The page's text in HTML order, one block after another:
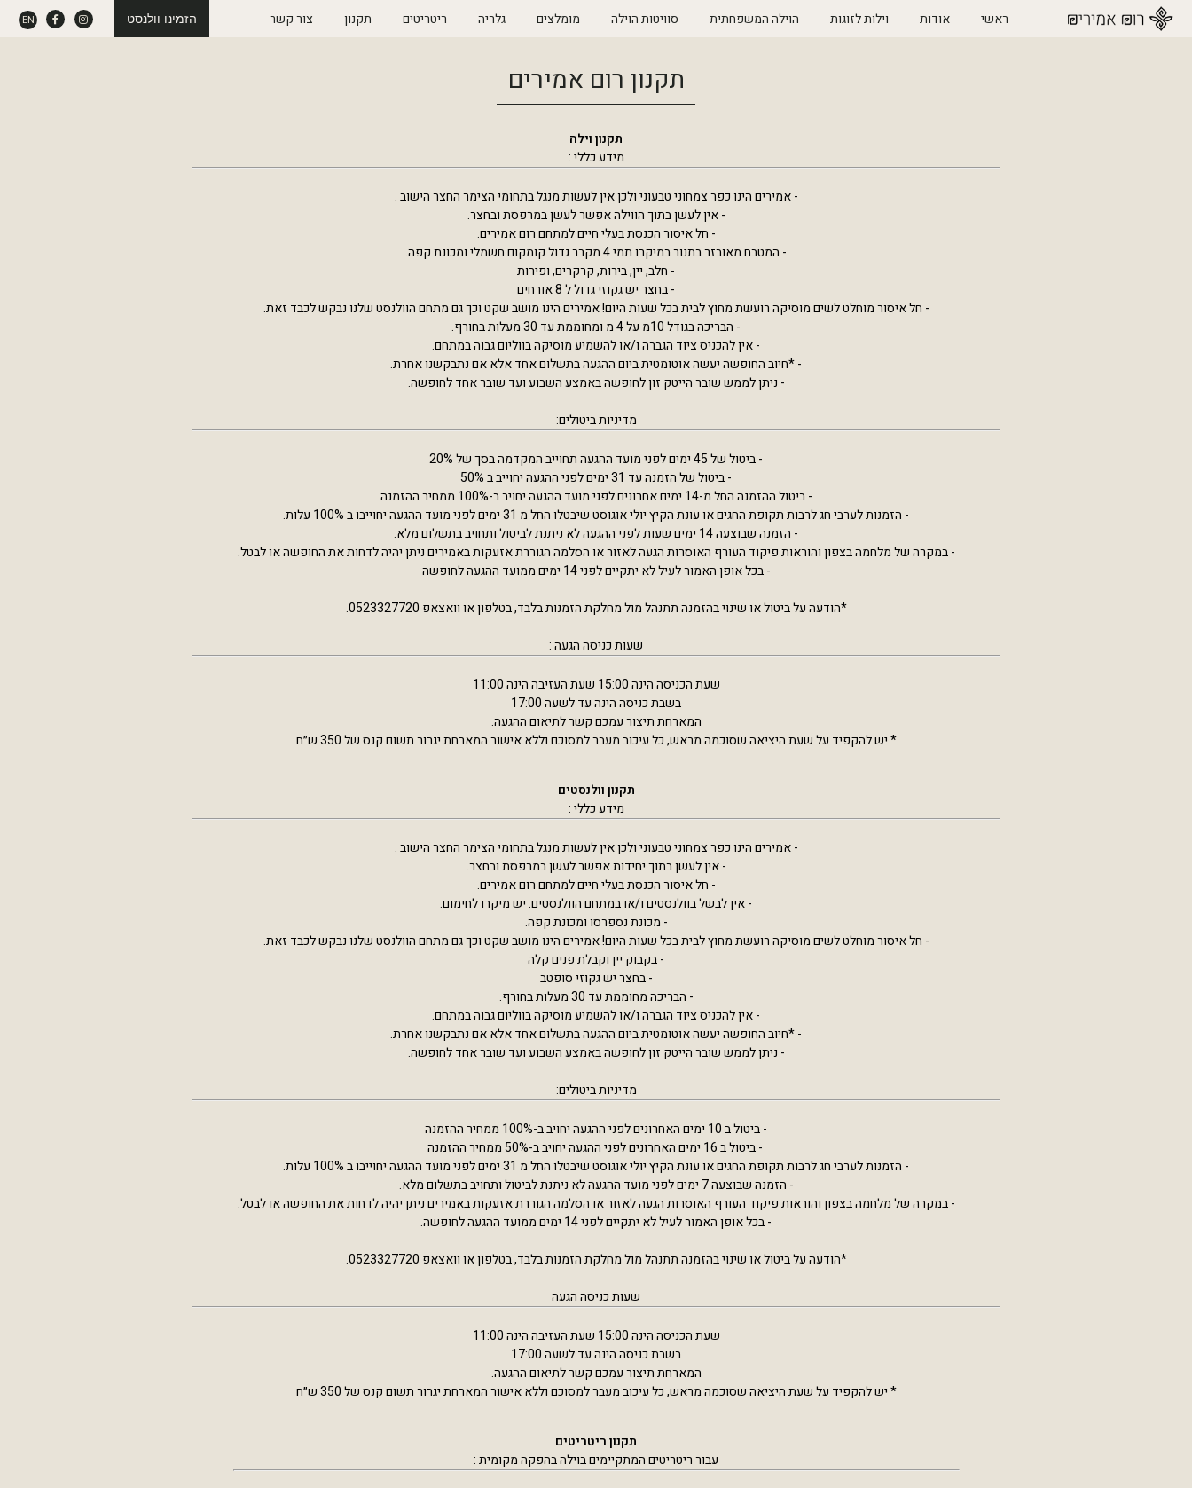
ראשי אודות וילות לזוגות הוילה המשפחתית סוויטות הוילה מומלצים גלריה ריטריטים תקנון צור קשר הזמינו וולנסט EN
תקנון רום אמירים
תקנון וילה
מידע כללי :
- אמירים הינו כפר צמחוני טבעוני ולכן אין לעשות מנגל בתחומי הצימר החצר הישוב .
- אין לעשן בתוך הווילה אפשר לעשן במרפסת ובחצר.
- חל איסור הכנסת בעלי חיים למתחם רום אמירים.
- המטבח מאובזר בתנור במיקרו תמי 4 מקרר גדול קומקום חשמלי ומכונת קפה.
- חלב, יין, בירות, קרקרים, ופירות
- בחצר יש גקוזי גדול ל 8 אורחים
- חל איסור מוחלט לשים מוסיקה רועשת מחוץ לבית בכל שעות היום! אמירים הינו מושב שקט וכך גם מתחם הוולנסט שלנו נבקש לכבד זאת.
- הבריכה בגודל 10מ על 4 מ ומחוממת עד 30 מעלות בחורף.
- אין להכניס ציוד הגברה ו/או להשמיע מוסיקה בווליום גבוה במתחם.
- *חיוב החופשה יעשה אוטומטית ביום ההגעה בתשלום אחד אלא אם נתבקשנו אחרת.
- ניתן לממש שובר הייטק זון לחופשה באמצע השבוע ועד שובר אחד לחופשה.
מדיניות ביטולים:
- ביטול של 45 ימים לפני מועד ההגעה תחוייב המקדמה בסך של 20%
- ביטול של הזמנה עד 31 ימים לפני ההגעה יחוייב ב 50%
- ביטול ההזמנה החל מ-14 ימים אחרונים לפני מועד ההגעה יחויב ב-100% ממחיר ההזמנה
- הזמנות לערבי חג לרבות תקופת החגים או עונת הקיץ יולי אוגוסט שיבטלו החל מ 31 ימים לפני מועד ההגעה יחוייבו ב 100% עלות.
- הזמנה שבוצעה 14 ימים שעות לפני ההגעה לא ניתנת לביטול ותחויב בתשלום מלא.
- במקרה של מלחמה בצפון והוראות פיקוד העורף האוסרות הגעה לאזור או הסלמה הגוררת אזעקות באמירים ניתן יהיה לדחות את החופשה או לבטל.
- בכל אופן האמור לעיל לא יתקיים לפני 14 ימים ממועד ההגעה לחופשה
*הודעה על ביטול או שינוי בהזמנה תתנהל מול מחלקת הזמנות בלבד, בטלפון או וואצאפ 0523327720.
שעות כניסה הגעה :
שעת הכניסה הינה 15:00 שעת העזיבה הינה 11:00
בשבת כניסה הינה עד לשעה 17:00
המארחת תיצור עמכם קשר לתיאום ההגעה.
* יש להקפיד על שעת היציאה שסוכמה מראש, כל עיכוב מעבר למסוכם וללא אישור המארחת יגרור תשום קנס של 350 ש״ח
תקנון וולנסטים
מידע כללי :
- אמירים הינו כפר צמחוני טבעוני ולכן אין לעשות מנגל בתחומי הצימר החצר הישוב .
- אין לעשן בתוך יחידות אפשר לעשן במרפסת ובחצר.
- חל איסור הכנסת בעלי חיים למתחם רום אמירים.
- אין לבשל בוולנסטים ו/או במתחם הוולנסטים. יש מיקרו לחימום.
- מכונת נספרסו ומכונת קפה.
- חל איסור מוחלט לשים מוסיקה רועשת מחוץ לבית בכל שעות היום! אמירים הינו מושב שקט וכך גם מתחם הוולנסט שלנו נבקש לכבד זאת.
- בקבוק יין וקבלת פנים קלה
- בחצר יש גקוזי סופטב
- הבריכה מחוממת עד 30 מעלות בחורף.
- אין להכניס ציוד הגברה ו/או להשמיע מוסיקה בווליום גבוה במתחם.
- *חיוב החופשה יעשה אוטומטית ביום ההגעה בתשלום אחד אלא אם נתבקשנו אחרת.
- ניתן לממש שובר הייטק זון לחופשה באמצע השבוע ועד שובר אחד לחופשה.
מדיניות ביטולים:
- ביטול ב 10 ימים האחרונים לפני ההגעה יחויב ב-100% ממחיר ההזמנה
⁠ - ביטול ב 16 ימים האחרונים לפני ההגעה יחויב ב-50% ממחיר ההזמנה
- הזמנות לערבי חג לרבות תקופת החגים או עונת הקיץ יולי אוגוסט שיבטלו החל מ 31 ימים לפני מועד ההגעה יחוייבו ב 100% עלות.
- הזמנה שבוצעה 7 ימים לפני מועד ההגעה לא ניתנת לביטול ותחויב בתשלום מלא.
- במקרה של מלחמה בצפון והוראות פיקוד העורף האוסרות הגעה לאזור או הסלמה הגוררת אזעקות באמירים ניתן יהיה לדחות את החופשה או לבטל.
- בכל אופן האמור לעיל לא יתקיים לפני 14 ימים ממועד ההגעה לחופשה.
*הודעה על ביטול או שינוי בהזמנה תתנהל מול מחלקת הזמנות בלבד, בטלפון או וואצאפ 0523327720.
שעות כניסה הגעה
שעת הכניסה הינה 15:00 שעת העזיבה הינה 11:00
בשבת כניסה הינה עד לשעה 17:00
המארחת תיצור עמכם קשר לתיאום ההגעה.
* יש להקפיד על שעת היציאה שסוכמה מראש, כל עיכוב מעבר למסוכם וללא אישור המארחת יגרור תשום קנס של 350 ש״ח
תקנון ריטריטים
עבור ריטריטים המתקיימים בוילה בהפקה מקומית :